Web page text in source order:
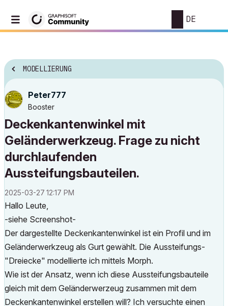
DE
MODELLIERUNG
Peter777
Booster
Deckenkantenwinkel mit
Geländerwerkzeug. Frage zu nicht
durchlaufenden
Aussteifungsbauteilen.
‎2025-03-27 12:17 PM
Hallo Leute,
-siehe Screenshot-
Der dargestellte Deckenkantenwinkel ist ein Profil und im
Geländerwerkzeug als Gurt gewählt. Die Aussteifungs-
"Dreiecke" modellierte ich mittels Morph.
Wie ist der Ansatz, wenn ich diese Aussteifungsbauteile
gleich mit dem Geländerwerzeug zusammen mit dem
Deckenkantenwinkel erstellen will? Ich versuchte einen